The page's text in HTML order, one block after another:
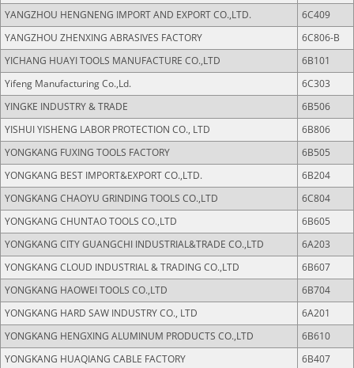
YANGZHOU HENGNENG IMPORT AND EXPORT CO.,LTD.
6C409
YANGZHOU ZHENXING ABRASIVES FACTORY
6C806-B
YICHANG HUAYI TOOLS MANUFACTURE CO.,LTD
6B101
Yifeng Manufacturing Co.,Ld.
6C303
YINGKE INDUSTRY & TRADE
6B506
YISHUI YISHENG LABOR PROTECTION CO., LTD
6B806
YONGKANG FUXING TOOLS FACTORY
6B505
YONGKANG BEST IMPORT&EXPORT CO.,LTD.
6B204
YONGKANG CHAOYU GRINDING TOOLS CO.,LTD
6C804
YONGKANG CHUNTAO TOOLS CO.,LTD
6B605
YONGKANG CITY GUANGCHI INDUSTRIAL&TRADE CO.,LTD
6A203
YONGKANG CLOUD INDUSTRIAL & TRADING CO.,LTD
6B607
YONGKANG HAOWEI TOOLS CO.,LTD
6B704
YONGKANG HARD SAW INDUSTRY CO., LTD
6A201
YONGKANG HENGXING ALUMINUM PRODUCTS CO.,LTD
6B610
YONGKANG HUAQIANG CABLE FACTORY
6B407